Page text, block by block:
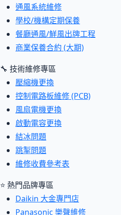
通風系統維修
學校/機構定期保養
餐廳通風/鮮風出牌工程
商業保養合約 (大期)
🔧 技術維修專區
壓縮機更換
控制電路板維修 (PCB)
風扇電機更換
啟動電容更換
結冰問題
跳掣問題
維修收費參考表
⭐ 熱門品牌專區
Daikin 大金專門店
Panasonic 樂聲維修